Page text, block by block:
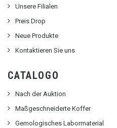
Unsere Filialen
Preis Drop
Neue Produkte
Kontaktieren Sie uns
CATALOGO
Nach der Auktion
Maßgeschneiderte Koffer
Gemologisches Labormaterial